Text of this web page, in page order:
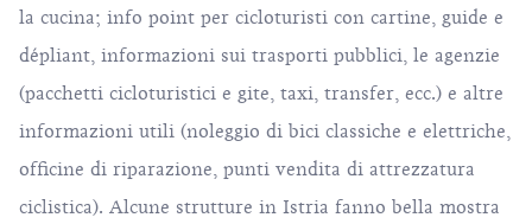
la cucina; info point per cicloturisti con cartine, guide e
dépliant, informazioni sui trasporti pubblici, le agenzie
(pacchetti cicloturistici e gite, taxi, transfer, ecc.) e altre
informazioni utili (noleggio di bici classiche e elettriche,
officine di riparazione, punti vendita di attrezzatura
ciclistica). Alcune strutture in Istria fanno bella mostra